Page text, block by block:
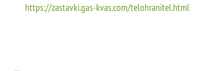
https://zastavki.gas-kvas.com/telohranitel.html